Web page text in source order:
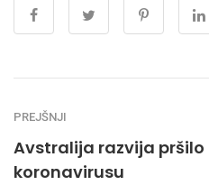
PREJŠNJI
Avstralija razvija pršilo
koronavirusu